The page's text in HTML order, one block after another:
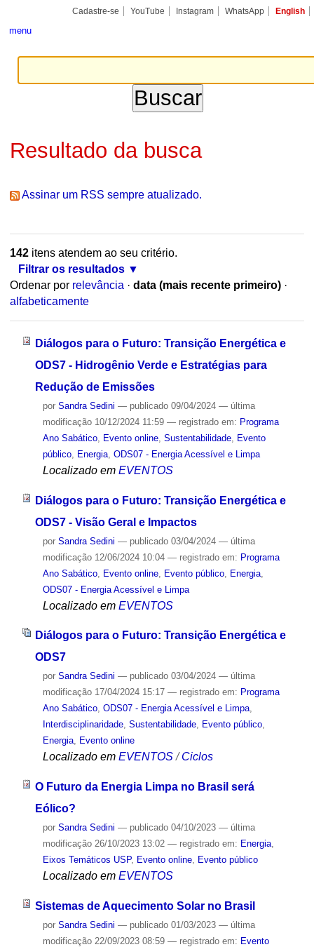
conteúdo.
Cadastre-se YouTube Instagram WhatsApp English
menu
Resultado da busca
Assinar um RSS sempre atualizado.
142itens atendem ao seu critério.
Filtrar os resultados
Ordenar por relevância · data (mais recente primeiro) ·
alfabeticamente
Diálogos para o Futuro: Transição Energética e
ODS7 - Hidrogênio Verde e Estratégias para
Redução de Emissões
por Sandra Sedini — publicado09/04/2024 — última
modificação10/12/2024 11:59 — registrado em: Programa
Ano Sabático, Evento online, Sustentabilidade,
Evento
público, Energia, ODS07 - Energia Acessível e Limpa
Localizado em EVENTOS
Diálogos para o Futuro: Transição Energética e
ODS7 - Visão Geral e Impactos
por Sandra Sedini — publicado03/04/2024 — última
modificação12/06/2024 10:04 — registrado em: Programa
Ano Sabático, Evento online, Evento público, Energia,
ODS07 - Energia Acessível e Limpa
Localizado em EVENTOS
Diálogos para o Futuro: Transição Energética e
ODS7
por Sandra Sedini — publicado03/04/2024 — última
modificação17/04/2024 15:17 — registrado em: Programa
Ano Sabático, ODS07 - Energia Acessível e Limpa,
Interdisciplinaridade, Sustentabilidade, Evento público,
Energia, Evento online
Localizado em EVENTOS /Ciclos
O Futuro da Energia Limpa no Brasil será
Eólico?
por Sandra Sedini — publicado04/10/2023 — última
modificação26/10/2023 13:02 — registrado em: Energia,
Eixos Temáticos USP, Evento online, Evento público
Localizado em EVENTOS
Sistemas de Aquecimento Solar no Brasil
por Sandra Sedini — publicado01/03/2023 — última
modificação22/09/2023 08:59 — registrado em: Evento